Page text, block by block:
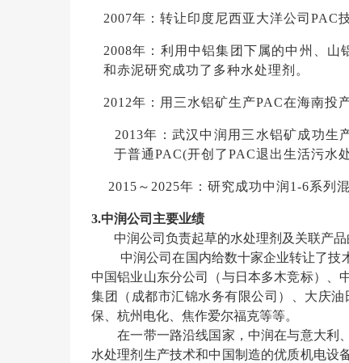
2007年：转让印度尼西亚大洋公司PAC
2008年：利用中铝集团下属的中州、
和赤泥研究成功了多种水处理剂。
2012年：用三水铝矿生产PAC在海南投
2013年：武汉中润用三水铝矿成功生
于普通PAC(开创了PAC退出生活污水
2015～2025年：研究成功中润1-6系列
3.中润公司主要业绩
中润公司负责起草的水处理剂及关联产
中润公司在国内给数十家企业转让了
中国铝业山东分公司（与日本多木竞标）、
集团（成都市汇锦水务有限公司）、大庆
保、杭州电化、焦作爱尔福克等等。
在一带一路沿线国家，中润在与意大利
水处理剂生产技术和中国制造的优质机电设